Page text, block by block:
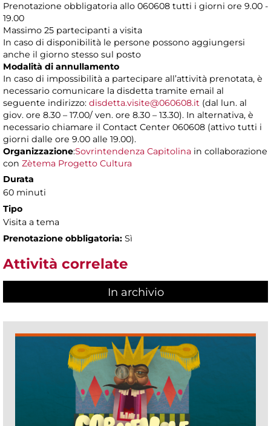
Prenotazione obbligatoria allo 060608 tutti i giorni ore 9.00 -
19.00
Massimo 25 partecipanti a visita
In caso di disponibilità le persone possono aggiungersi
anche il giorno stesso sul posto
Modalità di annullamento
In caso di impossibilità a partecipare all’attività prenotata, è
necessario comunicare la disdetta tramite email al
seguente indirizzo: disdetta.visite@060608.it (dal lun. al
giov. ore 8.30 – 17.00/ ven. ore 8.30 – 13.30). In alternativa, è
necessario chiamare il Contact Center 060608 (attivo tutti i
giorni dalle ore 9.00 alle 19.00).
Organizzazione:Sovrintendenza Capitolina in collaborazione
con Zètema Progetto Cultura
Durata
60 minuti
Tipo
Visita a tema
Prenotazione obbligatoria: Sì
Attività correlate
In archivio